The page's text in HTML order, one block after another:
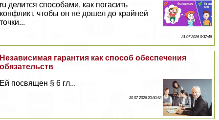
ru делится способами, как погасить
конфликт, чтобы он не дошел до крайней
точки...
31 07 2026 0:37:46
Независимая гарантия как способ обеспечения
обязательств
Ей посвящен § 6 гл...
30 07 2026 20:30:58